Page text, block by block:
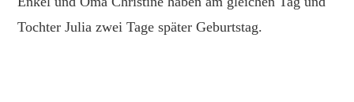
Tochter Julia zwei Tage später Geburtstag.